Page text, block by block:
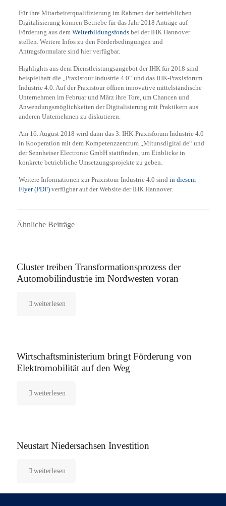
Für ihre Mitarbeiterqualifizierung im Rahmen der betrieblichen
Digitalisierung können Betriebe für das Jahr 2018 Anträge auf
Förderung aus dem Weiterbildungsfondsbei der IHK Hannover
stellen. Weitere Infos zu den Förderbedingungen und
Antragsformulare sind hier verfügbar.
Highlights aus dem Dienstleistungsangebot der IHK für 2018 sind
beispielhaft die „Praxistour Industrie 4.0“ und das IHK-Praxisforum
Industrie 4.0. Auf der Praxistour öffnen innovative mittelständische
Unternehmen im Februar und März ihre Tore, um Chancen und
Anwendungsmöglichkeiten der Digitalisierung mit Praktikern aus
anderen Unternehmen zu diskutieren.
Am 16. August 2018 wird dann das 3. IHK-Praxisforum Industrie 4.0
in Kooperation mit dem Kompetenzzentrum „Mitunsdigital.de“ und
der Sennheiser Electronic GmbH stattfinden, um Einblicke in
konkrete betriebliche Umsetzungsprojekte zu geben.
Weitere Informationen zur Praxistour Industrie 4.0 sind in diesem
Flyer (PDF)verfügbar auf der Website der IHK Hannover.
Ähnliche Beiträge
Cluster treiben Transformationsprozess der
Automobilindustrie im Nordwesten voran
weiterlesen
Wirtschaftsministerium bringt Förderung von
Elektromobilität auf den Weg
weiterlesen
Neustart Niedersachsen Investition
weiterlesen